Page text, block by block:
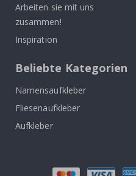
Arbeiten sie mit uns
zusammen!
Inspiration
Beliebte Kategorien
Namensaufkleber
Fliesenaufkleber
Aufkleber